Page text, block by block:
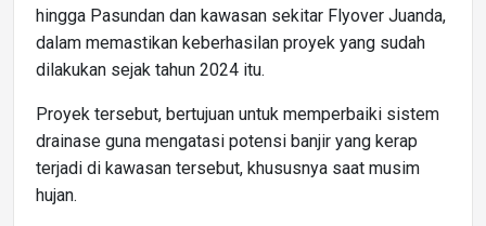
hingga Pasundan dan kawasan sekitar Flyover Juanda,
dalam memastikan keberhasilan proyek yang sudah
dilakukan sejak tahun 2024 itu.
Proyek tersebut, bertujuan untuk memperbaiki sistem
drainase guna mengatasi potensi banjir yang kerap
terjadi di kawasan tersebut, khususnya saat musim
hujan.